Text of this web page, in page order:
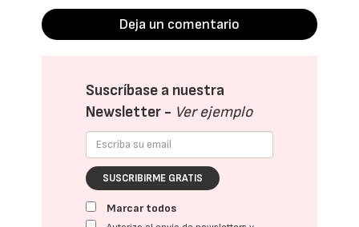
Deja un comentario
Suscríbase a nuestra
Newsletter - Ver ejemplo
SUSCRIBIRME GRATIS
Marcar todos